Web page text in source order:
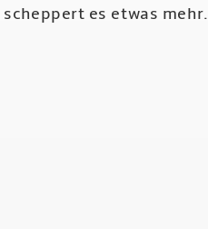
es etwas mehr.